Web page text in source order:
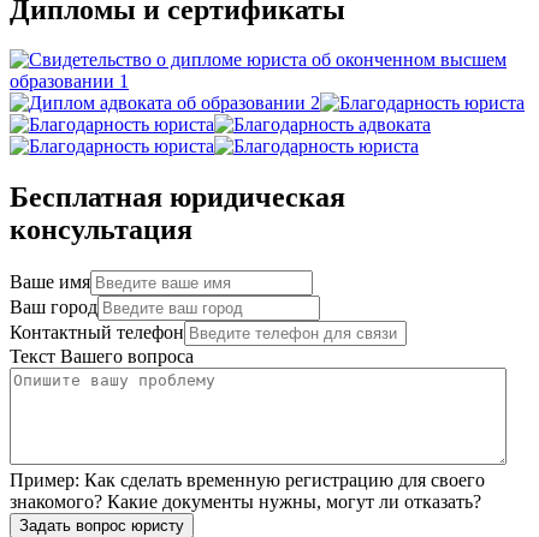
Дипломы и сертификаты
Бесплатная юридическая
консультация
Ваше имя
Ваш город
Контактный телефон
Текст Вашего вопроса
Пример: Как сделать временную регистрацию для своего
знакомого? Какие документы нужны, могут ли отказать?
Задать вопрос юристу